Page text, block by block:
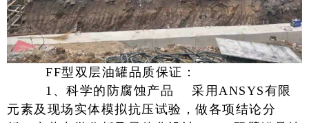
FF型双层油罐品质保证：
1、科学的防腐蚀产品 采用ANSYS有限
元素及现场实体模拟抗压试验，做各项结论分